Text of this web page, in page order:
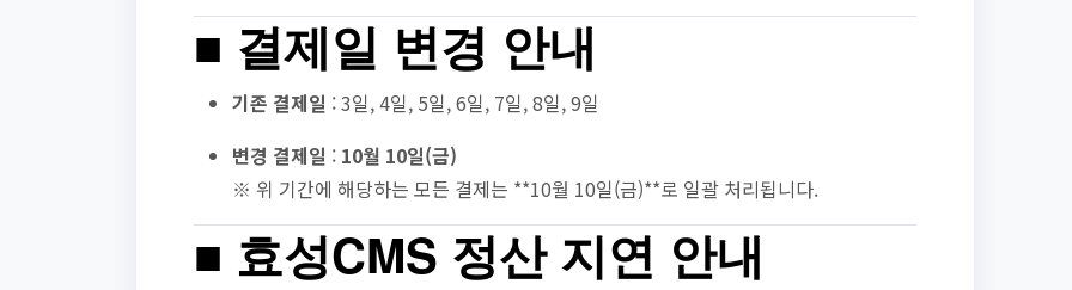
■ 결제일 변경 안내
기존 결제일 : 3일, 4일, 5일, 6일, 7일, 8일, 9일
변경 결제일 : 10월 10일(금)
※ 위 기간에 해당하는 모든 결제는 **10월 10일(금)**로 일괄 처리됩니다.
■ 효성CMS 정산 지연 안내